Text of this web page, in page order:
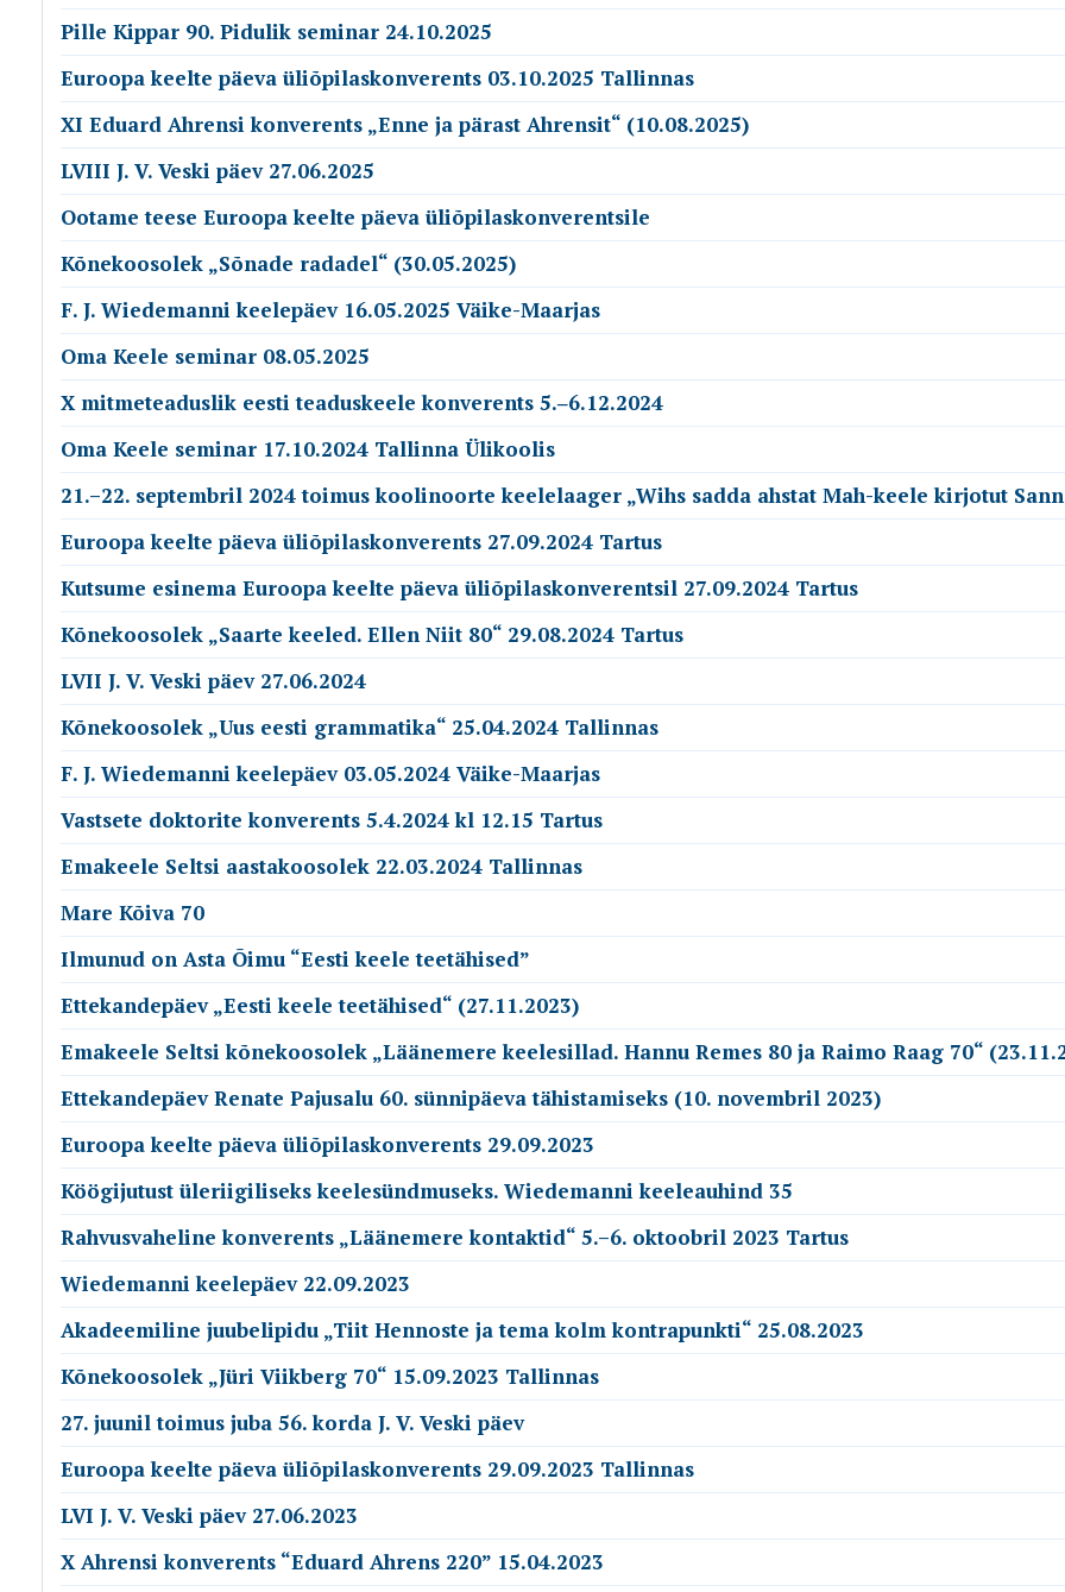
Pille Kippar 90. Pidulik seminar 24.10.2025
Euroopa keelte päeva üliõpilaskonverents 03.10.2025 Tallinnas
XI Eduard Ahrensi konverents „Enne ja pärast Ahrensit“ (10.08.2025)
LVIII J. V. Veski päev 27.06.2025
Ootame teese Euroopa keelte päeva üliõpilaskonverentsile
Kõnekoosolek „Sõnade radadel“ (30.05.2025)
F. J. Wiedemanni keelepäev 16.05.2025 Väike-Maarjas
Oma Keele seminar 08.05.2025
X mitmeteaduslik eesti teaduskeele konverents 5.‒6.12.2024
Oma Keele seminar 17.10.2024 Tallinna Ülikoolis
21.–22. septembril 2024 toimus koolinoorte keelelaager „Wihs sadda ahstat Mah-keele kirjotut
Euroopa keelte päeva üliõpilaskonverents 27.09.2024 Tartus
Kutsume esinema Euroopa keelte päeva üliõpilaskonverentsil 27.09.2024 Tartus
Kõnekoosolek „Saarte keeled. Ellen Niit 80“ 29.08.2024 Tartus
LVII J. V. Veski päev 27.06.2024
Kõnekoosolek „Uus eesti grammatika“ 25.04.2024 Tallinnas
F. J. Wiedemanni keelepäev 03.05.2024 Väike-Maarjas
Vastsete doktorite konverents 5.4.2024 kl 12.15 Tartus
Emakeele Seltsi aastakoosolek 22.03.2024 Tallinnas
Mare Kõiva 70
Ilmunud on Asta Õimu “Eesti keele teetähised”
Ettekandepäev „Eesti keele teetähised“ (27.11.2023)
Emakeele Seltsi kõnekoosolek „Läänemere keelesillad. Hannu Remes 80 ja Raimo Raag 70“
Ettekandepäev Renate Pajusalu 60. sünnipäeva tähistamiseks (10. novembril 2023)
Euroopa keelte päeva üliõpilaskonverents 29.09.2023
Köögijutust üleriigiliseks keelesündmuseks. Wiedemanni keeleauhind 35
Rahvusvaheline konverents „Läänemere kontaktid“ 5.–6. oktoobril 2023 Tartus
Wiedemanni keelepäev 22.09.2023
Akadeemiline juubelipidu „Tiit Hennoste ja tema kolm kontrapunkti“ 25.08.2023
Kõnekoosolek „Jüri Viikberg 70“ 15.09.2023 Tallinnas
27. juunil toimus juba 56. korda J. V. Veski päev
Euroopa keelte päeva üliõpilaskonverents 29.09.2023 Tallinnas
LVI J. V. Veski päev 27.06.2023
X Ahrensi konverents “Eduard Ahrens 220” 15.04.2023